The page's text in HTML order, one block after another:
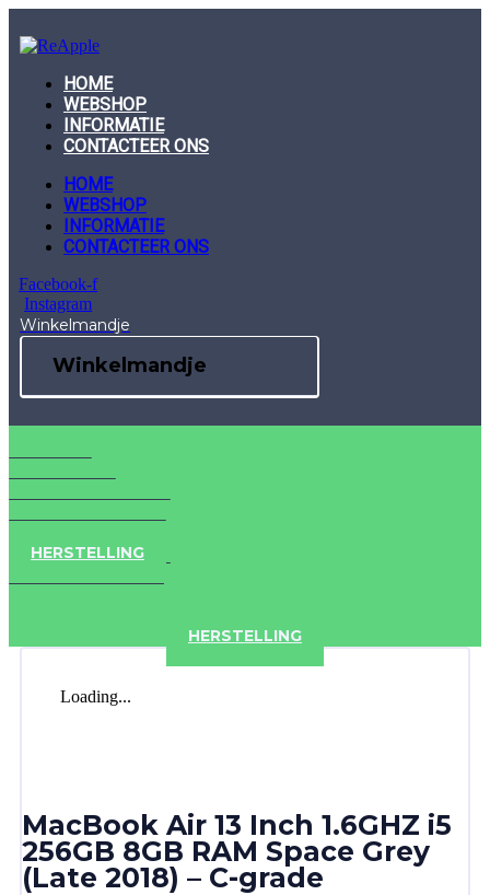
to
content
HOME
WEBSHOP
INFORMATIE
CONTACTEER ONS
HOME
WEBSHOP
INFORMATIE
CONTACTEER ONS
Facebook-f
Instagram
Winkelmandje
Winkelmandje
HERSTELLING
HERSTELLING
Loading...
MacBook Air 13 Inch 1.6GHZ i5
256GB 8GB RAM Space Grey
(Late 2018) – C-grade